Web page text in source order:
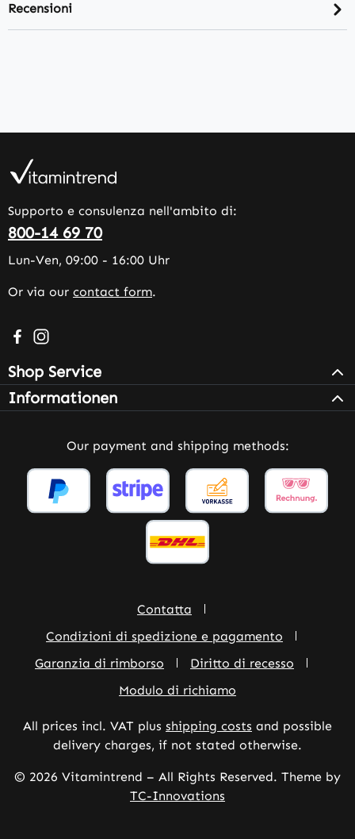
Recensioni
Supporto e consulenza nell'ambito di:
800-14 69 70
Lun-Ven, 09:00 - 16:00 Uhr
Or via our contact form.
Visit us on Facebook – opens in a new browser tab
Check us out on Instagram – opens in a new
Shop Service
Informationen
Our payment and shipping methods:
Contatta
Condizioni di spedizione e pagamento
Garanzia di rimborso
Diritto di recesso
Modulo di richiamo
All prices incl. VAT plus shipping costs and possible
delivery charges, if not stated otherwise.
© 2026 Vitamintrend – All Rights Reserved. Theme by
TC-Innovations